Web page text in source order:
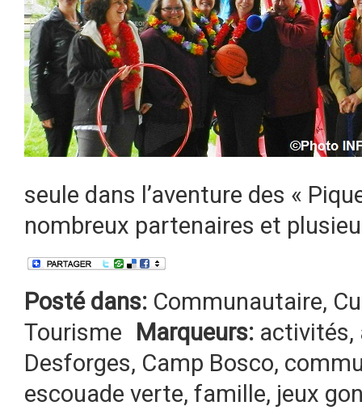
seule dans l’aventure des «
nombreux partenaires et
Posté dans: Communautaire,
Tourisme
Marqueurs: activités,
Desforges, Camp Bosco,
escouade verte, famille, jeux